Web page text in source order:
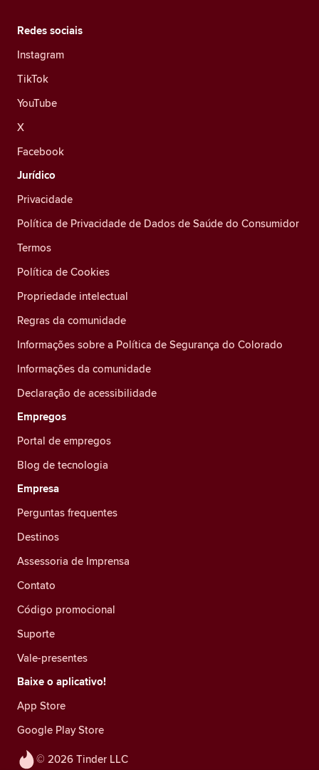
© 2026 Tinder LLC
Redes sociais
Instagram
TikTok
YouTube
X
Facebook
Jurídico
Privacidade
Política de Privacidade de Dados de Saúde do Consumidor
Termos
Política de Cookies
Propriedade intelectual
Regras da comunidade
Informações sobre a Política de Segurança do Colorado
Informações da comunidade
Declaração de acessibilidade
Empregos
Portal de empregos
Blog de tecnologia
Empresa
Perguntas frequentes
Destinos
Assessoria de Imprensa
Contato
Código promocional
Suporte
Vale-presentes
Baixe o aplicativo!
App Store
Google Play Store